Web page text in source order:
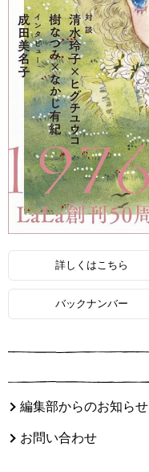
詳しくはこちら
バックナンバー
編集部からのお知らせ
お問い合わせ